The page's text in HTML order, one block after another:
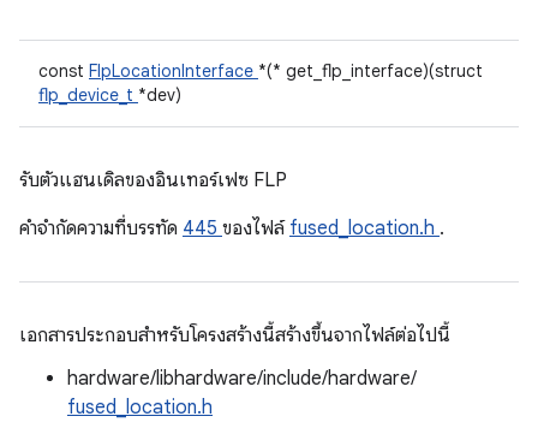
const FlpLocationInterface *(* get_flp_interface)(struct
flp_device_t *dev)
รับตัวแฮนเดิลของอินเทอร์เฟซ FLP
คําจํากัดความที่บรรทัด 445 ของไฟล์ fused_location.h .
เอกสารประกอบสำหรับโครงสร้างนี้สร้างขึ้นจากไฟล์ต่อไปนี้
hardware/libhardware/include/hardware/
fused_location.h